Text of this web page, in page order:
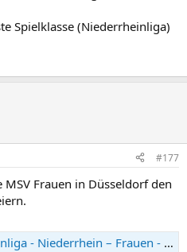
Spielklasse (Niederrheinliga)
#177
Frauen in Düsseldorf den
- 2025/2026: Ergebnisse, Tabelle und Spielplan bei FUSSBALL.DE